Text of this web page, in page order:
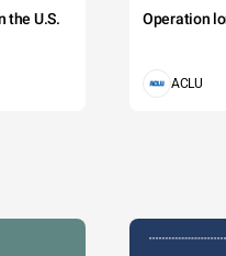
the U.S. Operation
ACLU